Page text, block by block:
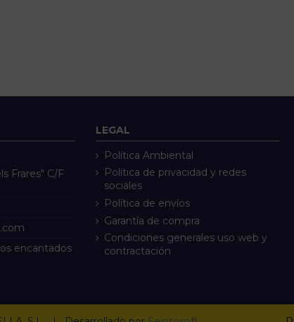
Frares" C/F
encantados
LEGAL
Política Ambiental
Política de privacidad y redes
sociales
Política de envíos
Garantía de compra
Condiciones generales uso web y
contractación